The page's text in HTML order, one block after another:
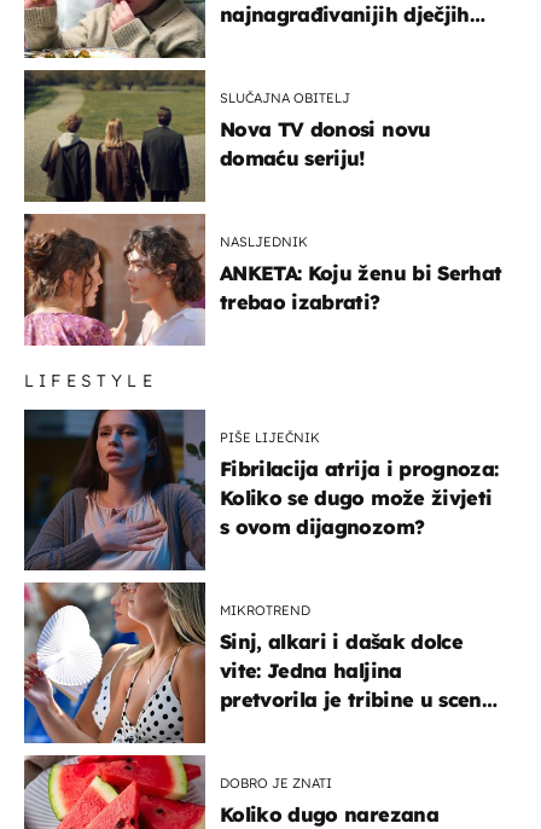
najnagrađivanijih dječjih
SLUČAJNA OBITELJ
Nova TV donosi novu
domaću seriju!
NASLJEDNIK
ANKETA: Koju ženu bi Serhat
trebao izabrati?
LIFESTYLE
PIŠE LIJEČNIK
Fibrilacija atrija i prognoza:
Koliko se dugo može živjeti
s ovom dijagnozom?
MIKROTREND
Sinj, alkari i dašak dolce
vite: Jedna haljina
pretvorila je tribine u scenu
DOBRO JE ZNATI
Koliko dugo narezana